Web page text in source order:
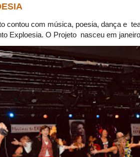
contou com música, poesia, dança e
Exploesia. O Projeto nasceu em